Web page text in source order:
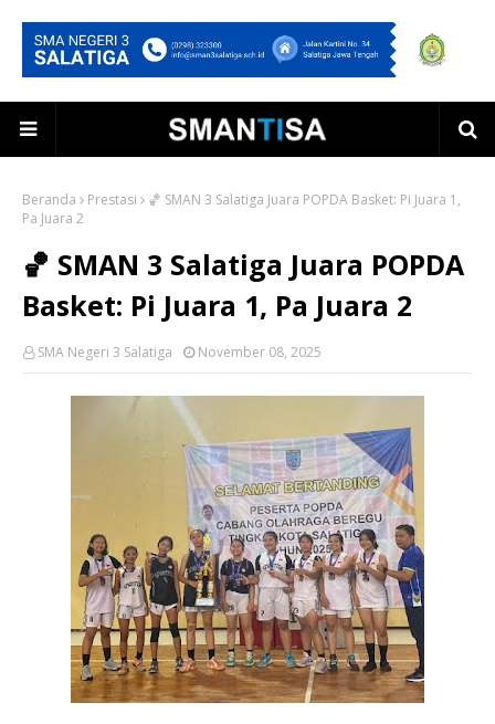
Beranda Prestasi
🏀 SMAN 3 Salatiga Juara POPDA Basket: Pi Juara 1,
Pa Juara 2
🏀 SMAN 3 Salatiga Juara POPDA
Basket: Pi Juara 1, Pa Juara 2
SMA Negeri 3 Salatiga November 08, 2025